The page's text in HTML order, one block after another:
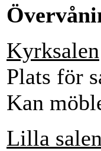
Kyrksalen
Plats för
Kan
Lilla salen